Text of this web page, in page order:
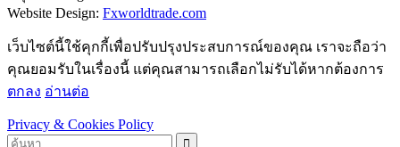
Website Design: Fxworldtrade.com
เว็บไซต์นี้ใช้คุกกี้เพื่อปรับปรุงประสบการณ์ของคุณ เราจะถือว่า
คุณยอมรับในเรื่องนี้ แต่คุณสามารถเลือกไม่รับได้หากต้องการ
ตกลง อ่านต่อ
Privacy & Cookies Policy